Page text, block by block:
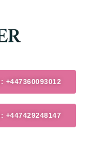
+447360093012
+447429248147